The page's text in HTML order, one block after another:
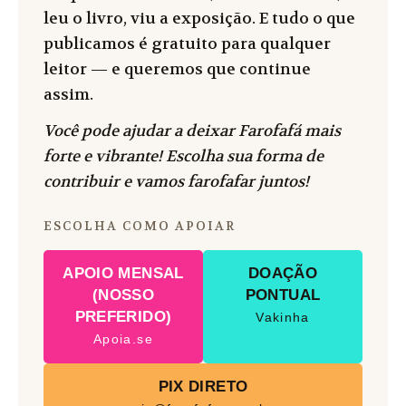
leu o livro, viu a exposição. E tudo o que
publicamos é gratuito para qualquer
leitor — e queremos que continue
assim.
Você pode ajudar a deixar Farofafá mais
forte e vibrante! Escolha sua forma de
contribuir e vamos farofafar juntos!
ESCOLHA COMO APOIAR
APOIO MENSAL
(NOSSO
PREFERIDO)
Apoia.se
DOAÇÃO
PONTUAL
Vakinha
PIX DIRETO